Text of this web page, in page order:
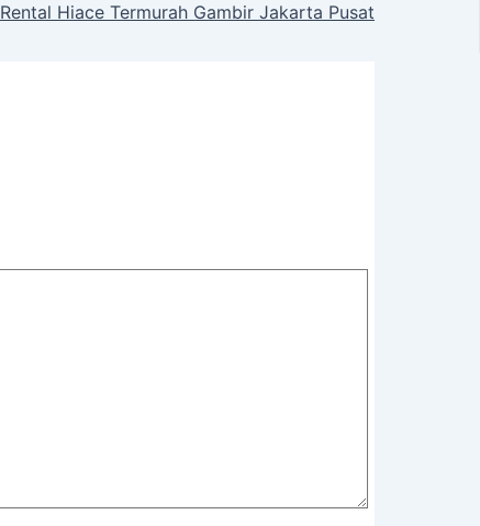
Rental Hiace Termurah Gambir Jakarta Pusat